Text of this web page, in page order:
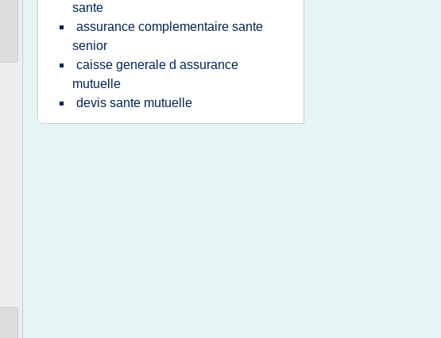
sante
assurance complementaire sante
senior
caisse generale d assurance
mutuelle
devis sante mutuelle